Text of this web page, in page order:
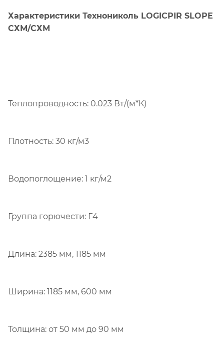
Характеристики Технониколь LOGICPIR SLOPE
СХМ/СХМ
Теплопроводность: 0.023 Вт/(м*К)
Плотность: 30 кг/м3
Водопоглощение: 1 кг/м2
Группа горючести: Г4
Длина: 2385 мм, 1185 мм
Ширина: 1185 мм, 600 мм
Толщина: от 50 мм до 90 мм